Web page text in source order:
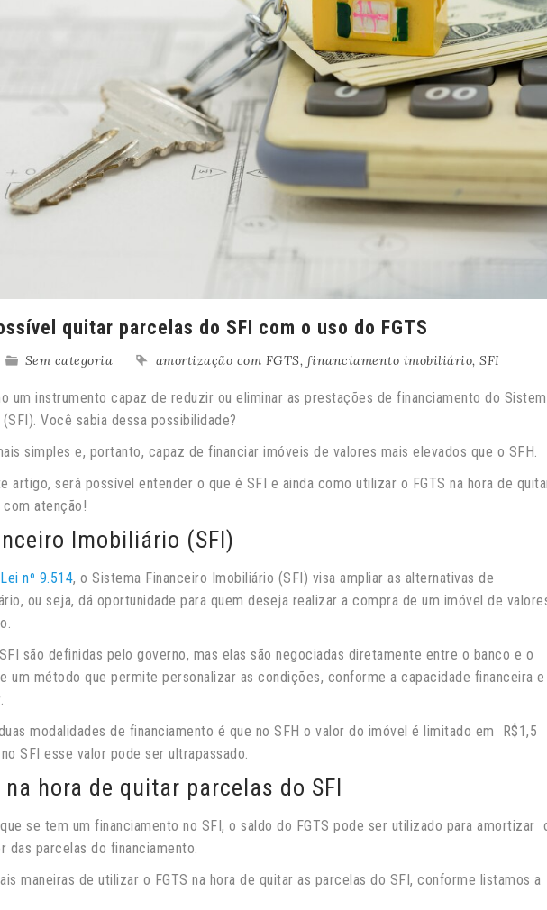
quitar parcelas do SFI com o uso do FGTS
Sem categoria amortização com FGTS, financiamento imobiliário, SFI
um instrumento capaz de reduzir ou eliminar as prestações de financiamento do
Você sabia dessa possibilidade?
simples e, portanto, capaz de financiar imóveis de valores mais elevados que o SFH.
artigo, será possível entender o que é SFI e ainda como utilizar o FGTS na hora de
com atenção!
Imobiliário (SFI)
Lei nº 9.514, o Sistema Financeiro Imobiliário (SFI) visa ampliar as alternativas de
ou seja, dá oportunidade para quem deseja realizar a compra de um imóvel de
são definidas pelo governo, mas elas são negociadas diretamente entre o banco e o
um método que permite personalizar as condições, conforme a capacidade financeira e
modalidades de financiamento é que no SFH o valor do imóvel é limitado em R$1,5
SFI esse valor pode ser ultrapassado.
na hora de quitar parcelas do SFI
se tem um financiamento no SFI, o saldo do FGTS pode ser utilizado para amortizar
das parcelas do financiamento.
maneiras de utilizar o FGTS na hora de quitar as parcelas do SFI, conforme listamos a